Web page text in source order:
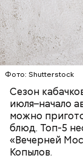
Фото: Shutterstock
Сезон
июля–начало
можно
блюд. Топ-5
«Вечерней
Копылов.
Вред дыни
Фото: Shutterstock